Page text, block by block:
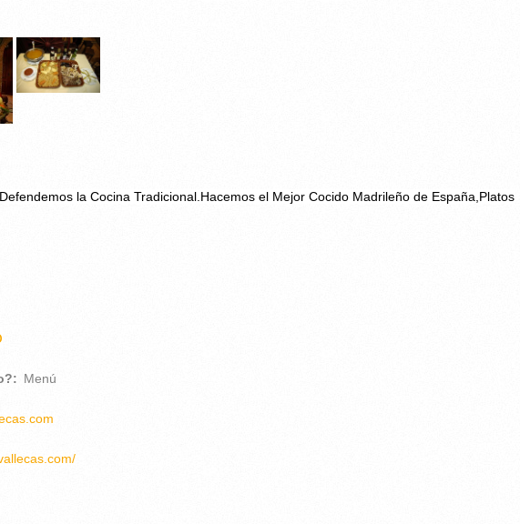
la Cocina Tradicional.Hacemos el Mejor Cocido Madrileño de España,Platos
Menú